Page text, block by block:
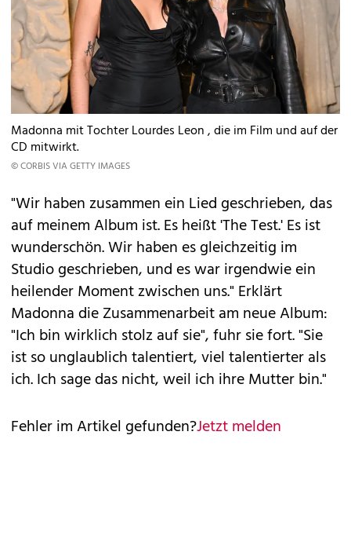
Madonna mit Tochter Lourdes Leon , die im Film und auf der
CD mitwirkt.
© CORBIS VIA GETTY IMAGES
"Wir haben zusammen ein Lied geschrieben, das
auf meinem Album ist. Es heißt 'The Test.' Es ist
wunderschön. Wir haben es gleichzeitig im
Studio geschrieben, und es war irgendwie ein
heilender Moment zwischen uns." Erklärt
Madonna die Zusammenarbeit am neue Album:
"Ich bin wirklich stolz auf sie", fuhr sie fort. "Sie
ist so unglaublich talentiert, viel talentierter als
ich. Ich sage das nicht, weil ich ihre Mutter bin."
Fehler im Artikel gefunden?Jetzt melden